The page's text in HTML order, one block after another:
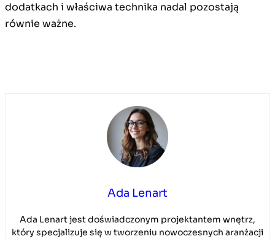
dodatkach i właściwa technika nadal pozostają
równie ważne.
Ada Lenart
Ada Lenart jest doświadczonym projektantem wnętrz,
który specjalizuje się w tworzeniu nowoczesnych aranżacji